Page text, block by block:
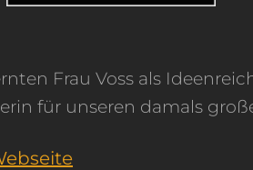
Frau Voss als
für unseren damals
(2018) kennen
Absolut zuverlässig